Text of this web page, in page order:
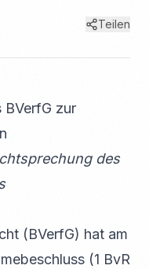
Teilen
BVerfG zur
des
(BVerfG) hat am
(1 BvR